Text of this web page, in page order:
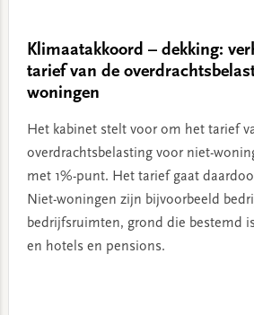
Klimaatakkoord – dekking:
tarief van de
woningen
Het kabinet stelt voor om het tarief
overdrachtsbelasting voor niet-
met 1%-punt. Het tarief gaat
Niet-woningen zijn bijvoorbeeld
bedrijfsruimten, grond die bestemd
en hotels en pensions.